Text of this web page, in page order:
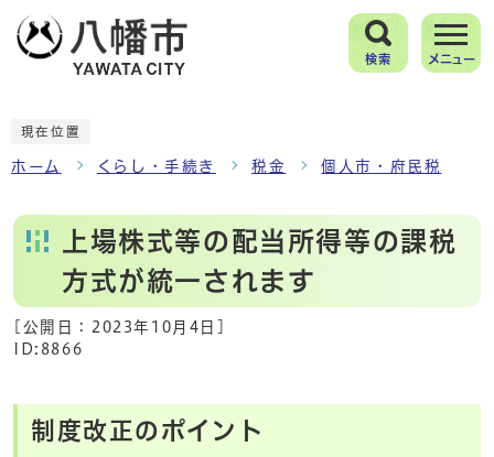
検索 メニュー
現在位置
ホーム くらし・手続き 税金 個人市・府民税
上場株式等の配当所得等の課税
方式が統一されます
[公開日： 2023年10月4日
ID:8866
制度改正のポイント